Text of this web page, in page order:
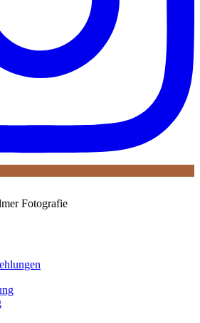
Fotografie